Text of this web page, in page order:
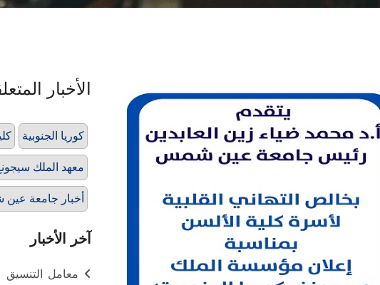
الأخبار
كوريا الجنوبية
معهد الملك
أخبار جامعة
آخر الأخبار